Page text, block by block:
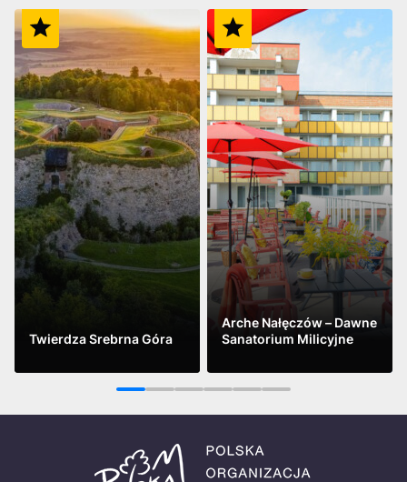
Twierdza Srebrna Góra
Zobacz
Arche Nałęczów – Dawne
Sanatorium Milicyjne
Zobacz
1 2 3 4 5 6